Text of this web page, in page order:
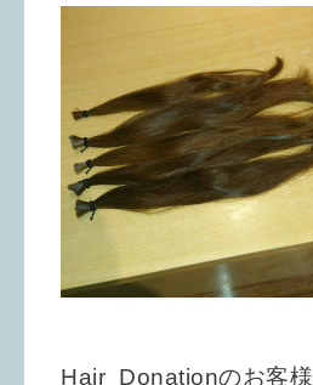
Hair Donationのお客様